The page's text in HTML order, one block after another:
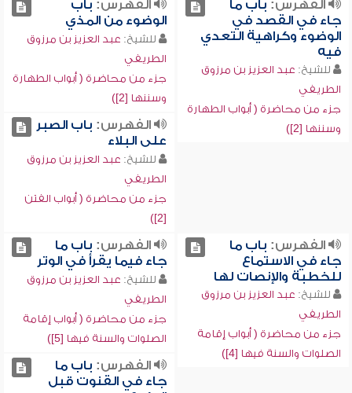
الفهرس: باب ما
جاء في القصد في
الوضوء وكراهية التعدي
فيه
للشيخ: عبد العزيز بن مرزوق
الطريفي
جزء من محاضرة ( أبواب الطهارة
وسننها [2])
الفهرس: باب
الوضوء من المذي
للشيخ: عبد العزيز بن مرزوق
الطريفي
جزء من محاضرة ( أبواب الطهارة
وسننها [2])
الفهرس: باب الصبر
على البلاء
للشيخ: عبد العزيز بن مرزوق
الطريفي
جزء من محاضرة ( أبواب الفتن
[2])
الفهرس: باب ما
جاء في الاستماع
للخطبة والإنصات لها
للشيخ: عبد العزيز بن مرزوق
الطريفي
جزء من محاضرة ( أبواب إقامة
الصلوات والسنة فيها [4])
الفهرس: باب ما
جاء فيما يقرأ في الوتر
للشيخ: عبد العزيز بن مرزوق
الطريفي
جزء من محاضرة ( أبواب إقامة
الصلوات والسنة فيها [5])
الفهرس: باب ما
جاء في القنوت قبل